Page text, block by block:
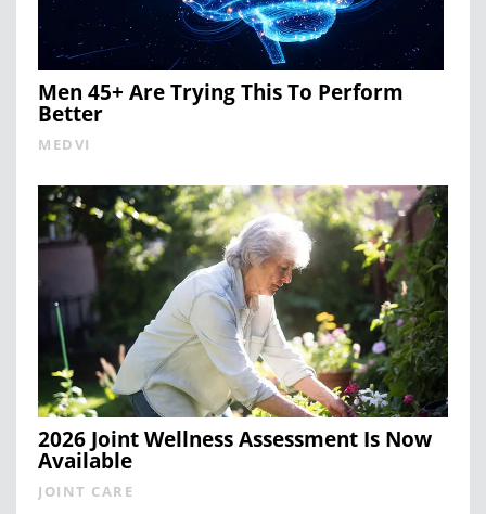
Men 45+ Are Trying This To Perform
Better
MEDVI
2026 Joint Wellness Assessment Is Now
Available
JOINT CARE